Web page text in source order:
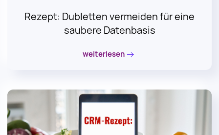
Rezept: Dubletten vermeiden für eine
saubere Datenbasis
weiterlesen